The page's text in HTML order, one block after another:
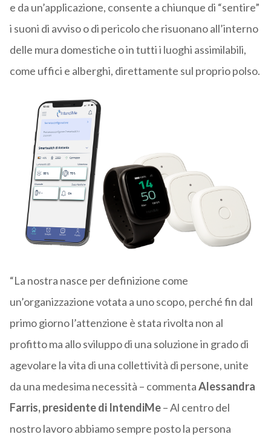
e da un’applicazione, consente a chiunque di “sentire”
i suoni di avviso o di pericolo che risuonano all’interno
delle mura domestiche o in tutti i luoghi assimilabili,
come uffici e alberghi, direttamente sul proprio polso.
“La nostra nasce per definizione come
un’organizzazione votata a uno scopo, perché fin dal
primo giorno l’attenzione è stata rivolta non al
profitto ma allo sviluppo di una soluzione in grado di
agevolare la vita di una collettività di persone, unite
da una medesima necessità – commentaAlessandra
Farris, presidente di IntendiMe– Al centro del
nostro lavoro abbiamo sempre posto la persona